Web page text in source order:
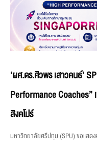
‘ผศ.ดร.ศิวพร เสาวคนธ์’
Performance
สิงคโปร์
มหาวิทยาลัยศรีปทุม (SPU) ขอแสด